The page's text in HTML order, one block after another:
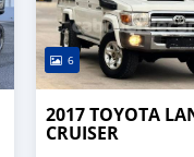
6
2017 TOYOTA
CRUISER